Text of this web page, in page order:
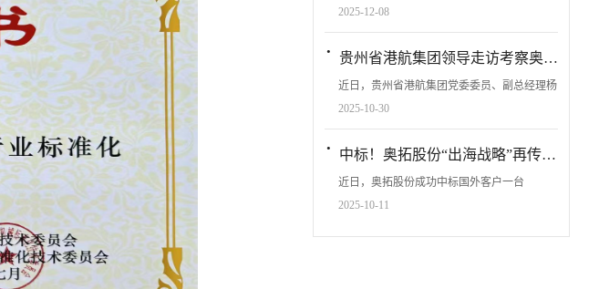
2025东海论坛——第五届中国砂石高质量发展
Recently, the 2025 ...
2025-12-08
· 贵州省港航集团领导走访考察奥拓股份Leaders of Guizhou Port and Shipping Group visited and inspected AOTUO
近日，贵州省港航集团党委委员、副总经理杨
立斌率代表团赴奥拓股份进行深度考察与技术
艺及码头数字化、智慧物流解决方案等议题
进...
2025-10-30
· 中标！奥拓股份“出海战略”再传捷报！Winning Bid! AOTUO Another Victory in Its Global Expansion Strategy!
近日，奥拓股份成功中标国外客户一台
1000TPH-DWT50000连续式轨道移动螺旋卸船
业制造商发出的国际招标，最终，由来自中国
2025-10-11